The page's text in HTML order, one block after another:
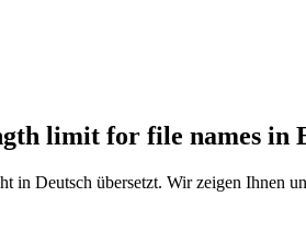
limit for file names in
in Deutsch übersetzt. Wir zeigen Ihnen